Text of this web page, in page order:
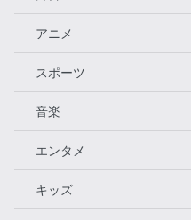
アニメ
スポーツ
音楽
エンタメ
キッズ